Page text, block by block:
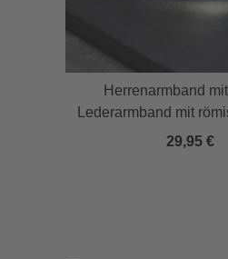
Herrenarmband
Lederarmband mit
29,95 €